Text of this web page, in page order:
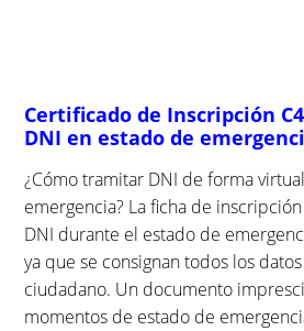
Certificado de Inscripción
DNI en estado de
¿Cómo tramitar DNI de forma
emergencia? La ficha de
DNI durante el estado de
ya que se consignan todos los
ciudadano. Un documento
momentos de estado de